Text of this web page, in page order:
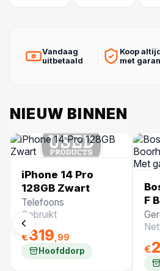
Vandaag
uitbetaald
Koop
met
NIEUW BINNEN
iPhone 14 Pro
128GB Zwart
Telefoons
Gebruikt
€319 ,99
Hoofddorp
F
€